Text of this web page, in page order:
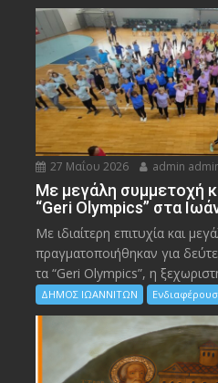
27 Μαΐου 2026 admin
Με μεγάλη συμμετοχή
“Geri Olympics” στα
Με ιδιαίτερη επιτυχία και
πραγματοποιήθηκαν για
τα “Geri Olympics”, η
ΔΗΜΟΣ ΙΩΑΝΝΙΤΩΝ